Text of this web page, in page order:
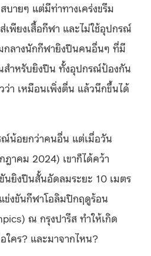
บายๆ แต่มีท่าทางเคร่งขรึม
เพียงเสื้อกีฬา และไม่ใช้อุปกรณ์
กลางนักกีฬายิงปืนคนอื่นๆ ที่มี
ำหรับยิงปืน ทั้งอุปกรณ์ป้องกัน
า เหมือนเพิ่งตื่น แล้วนึกขึ้นได้
ณ์น้อยกว่าคนอื่น แต่เมื่อวัน
าคม 2024) เขาก็ได้คว้า
นยิงปืนสั้นอัดลมระยะ 10 เมตร
ข่งขันกีฬาโอลิมปิกฤดูร้อน
ณ กรุงปารีส ทำให้เกิด
ใคร? และมาจากไหน?